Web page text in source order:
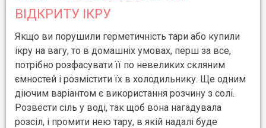
ВІДКРИТУ ІКРУ
Якщо ви порушили герметичність тари або купили
ікру на вагу, то в домашніх умовах, перш за все,
потрібно розфасувати її по невеликих скляним
ємностей і розмістити їх в холодильнику. Ще одним
діючим варіантом є використання розчину з солі.
Розвести сіль у воді, так щоб вона нагадувала
розсіл, і промити нею тару, в якій надалі буде